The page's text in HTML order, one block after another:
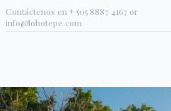
Contáctenos en + 505 8887 4167 or
info@lobotepe.com